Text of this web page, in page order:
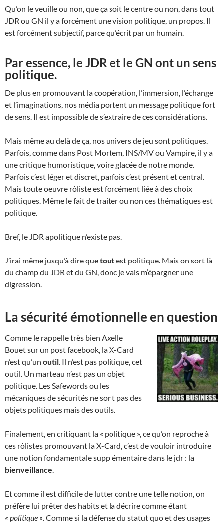
Qu’on le veuille ou non, que ça soit le centre ou non, dans tout
JDR ou GN il y a forcément une vision politique, un propos. Il
est forcément subjectif, parce qu’écrit par un humain.
Par essence, le JDR et le GN ont un sens
politique.
De plus en promouvant la coopération, l’immersion, l’échange
et l’imaginations, nos média portent un message politique fort
de sens. Il est impossible de s’extraire de ces considérations.
Mais même au delà de ça, nos univers de jeu sont politiques.
Parfois, comme dans Post Mortem, INS/MV ou Vampire, il y a
une critique humoristique, voire glacée de notre monde.
Parfois c’est léger et discret, parfois c’est présent et central.
Mais toute oeuvre rôliste est forcément liée à des choix
politiques. Même le fait de traiter ou non ces thématiques est
politique.
Bref, le JDR apolitique n’existe pas.
J’irai même jusqu’à dire quetoutest politique. Mais on sort là
du champ du JDR et du GN, donc je vais m’épargner une
digression.
La sécurité émotionnelle en question
Comme le rappelle très bien Axelle
Bouet sur un post facebook, la X-Card
n’est qu’un outil. Il n’est pas politique, cet
outil. Un marteau n’est pas un objet
politique. Les Safewords ou les
mécaniques de sécurités ne sont pas des
objets politiques mais des outils.
Finalement, en critiquant la « politique », ce qu’on reproche à
ces rôlistes promouvant la X-Card, c’est de vouloir introduire
une notion fondamentale supplémentaire dans le jdr : la
bienveillance.
Et comme il est difficile de lutter contre une telle notion, on
préfère lui prêter des habits et la décrire comme étant
« politique ». Comme si la défense du statut quo et des usages